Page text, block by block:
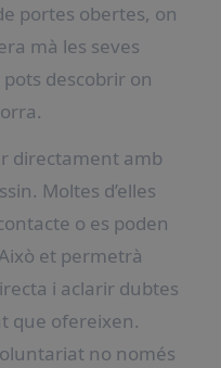
portes obertes, on
mà les seves
descobrir on
directament amb
Moltes d’elles
o es poden
et permetrà
i aclarir dubtes
que ofereixen.
no només